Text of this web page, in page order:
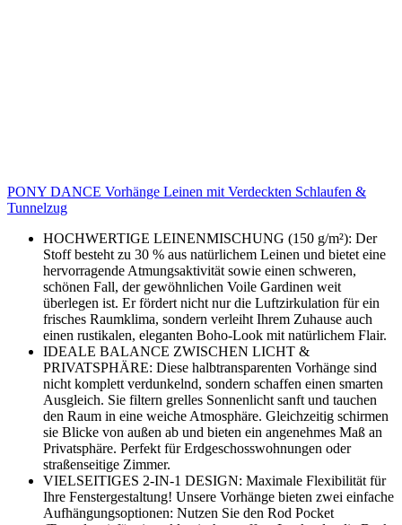
PONY DANCE Vorhänge Leinen mit Verdeckten Schlaufen &
Tunnelzug
HOCHWERTIGE LEINENMISCHUNG (150 g/m²): Der
Stoff besteht zu 30 % aus natürlichem Leinen und bietet eine
hervorragende Atmungsaktivität sowie einen schweren,
schönen Fall, der gewöhnlichen Voile Gardinen weit
überlegen ist. Er fördert nicht nur die Luftzirkulation für ein
frisches Raumklima, sondern verleiht Ihrem Zuhause auch
einen rustikalen, eleganten Boho-Look mit natürlichem Flair.
IDEALE BALANCE ZWISCHEN LICHT &
PRIVATSPHÄRE: Diese halbtransparenten Vorhänge sind
nicht komplett verdunkelnd, sondern schaffen einen smarten
Ausgleich. Sie filtern grelles Sonnenlicht sanft und tauchen
den Raum in eine weiche Atmosphäre. Gleichzeitig schirmen
sie Blicke von außen ab und bieten ein angenehmes Maß an
Privatsphäre. Perfekt für Erdgeschosswohnungen oder
straßenseitige Zimmer.
VIELSEITIGES 2-IN-1 DESIGN: Maximale Flexibilität für
Ihre Fenstergestaltung! Unsere Vorhänge bieten zwei einfache
Aufhängungsoptionen: Nutzen Sie den Rod Pocket